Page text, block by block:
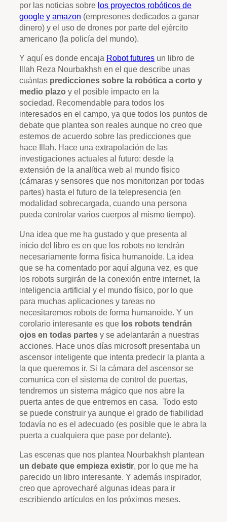
por las noticias sobre los proyectos robóticos de
google y amazon (empresones dedicados a ganar
dinero) y el uso de drones por parte del ejército
americano (la policía del mundo).
Y aquí es donde encaja Robot futures un libro de
Illah Reza Nourbakhsh en el que describe unas
cuántas predicciones sobre la robótica a corto y
medio plazo y el posible impacto en la
sociedad. Recomendable para todos los
interesados en el campo, ya que todos los puntos de
debate que plantea son reales aunque no creo que
estemos de acuerdo sobre las predicciones que
hace Illah. Hace una extrapolación de las
investigaciones actuales al futuro: desde la
extensión de la analítica web al mundo físico
(cámaras y sensores que nos monitorizan por todas
partes) hasta el futuro de la telepresencia (en
modalidad sobrecargada, cuando una persona
pueda controlar varios cuerpos al mismo tiempo).
Una idea que me ha gustado y que presenta al
inicio del libro es en que los robots no tendrán
necesariamente forma física humanoide. La idea
que se ha comentado por aquí alguna vez, es que
los robots surgirán de la conexión entre internet, la
inteligencia artificial y el mundo físico, por lo que
para muchas aplicaciones y tareas no
necesitaremos robots de forma humanoide. Y un
corolario interesante es que los robots tendrán
ojos en todas partes y se adelantarán a nuestras
acciones. Hace unos días microsoft presentaba un
ascensor inteligente que intenta predecir la planta a
la que queremos ir. Si la cámara del ascensor se
comunica con el sistema de control de puertas,
tendremos un sistema mágico que nos abre la
puerta antes de que entremos en casa. Todo esto
se puede construir ya aunque el grado de fiabilidad
todavía no es el adecuado (es posible que le abra la
puerta a cualquiera que pase por delante).
Las escenas que nos plantea Nourbakhsh plantean
un debate que empieza existir, por lo que me ha
parecido un libro interesante. Y además inspirador,
creo que aprovecharé algunas ideas para ir
escribiendo artículos en los próximos meses.